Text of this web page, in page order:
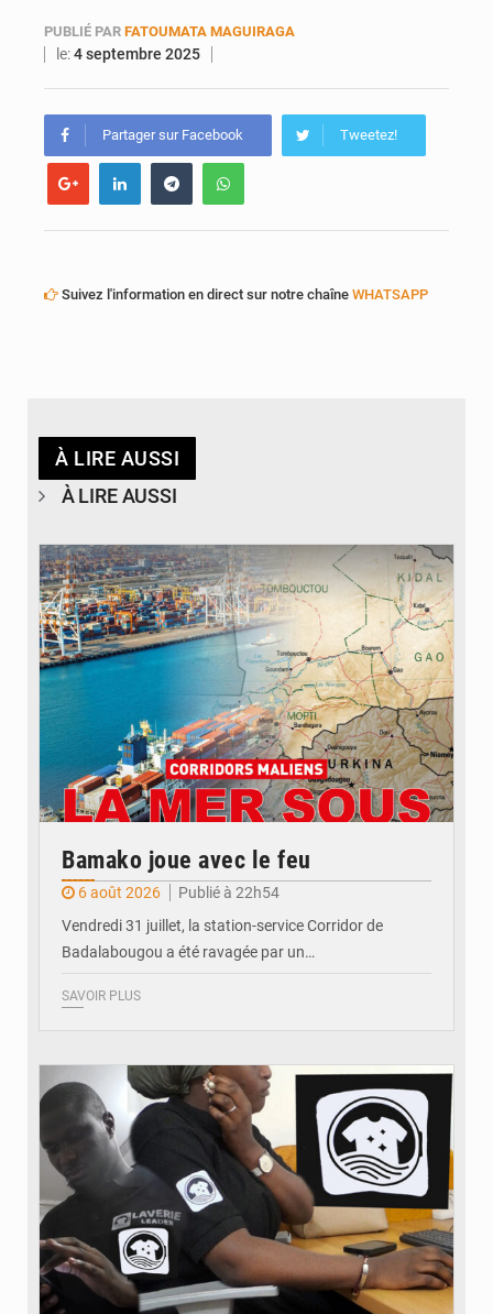
PUBLIÉ PAR FATOUMATA MAGUIRAGA
le:4 septembre 2025
Partager sur Facebook Tweetez!
Suivez l'information en direct sur notre chaîne WHATSAPP
À LIRE AUSSI
À LIRE AUSSI
© JDM
Bamako joue avec le feu
6 août 2026
Publié à 22h54
Vendredi 31 juillet, la station-service Corridor de
Badalabougou a été ravagée par un…
SAVOIR PLUS